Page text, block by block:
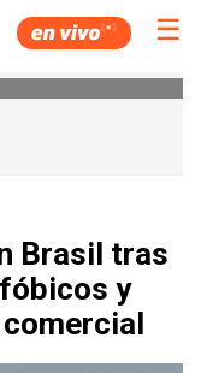
☰
Brasil tras
y